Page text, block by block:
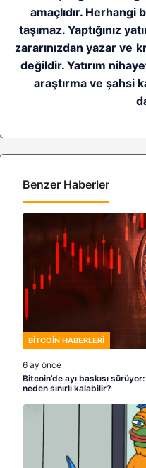
amaçlıdır. Herhangi
taşımaz. Yaptığınız
zararınızdan yazar ve
değildir. Yatırım
araştırma ve şahsi
Benzer Haberler
BITCOIN HABERLERI
6 ay önce
Bitcoin’de ayı baskısı
neden sınırlı kalabilir?